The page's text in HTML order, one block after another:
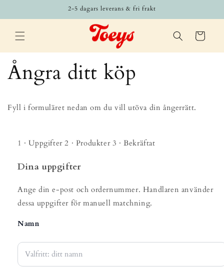
2-5 dagars leverans & fri frakt
Varukorg
Ångra ditt köp
Fyll i formuläret nedan om du vill utöva din ångerrätt.